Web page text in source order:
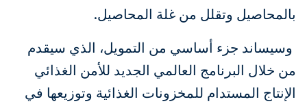
بالمحاصيل وتقلل من غلة المحاصيل.
وسيساند جزء أساسي من التمويل، الذي سيقدم
من خلال البرنامج العالمي الجديد للأمن الغذائي
الإنتاج المستدام للمخزونات الغذائية وتوزيعها في